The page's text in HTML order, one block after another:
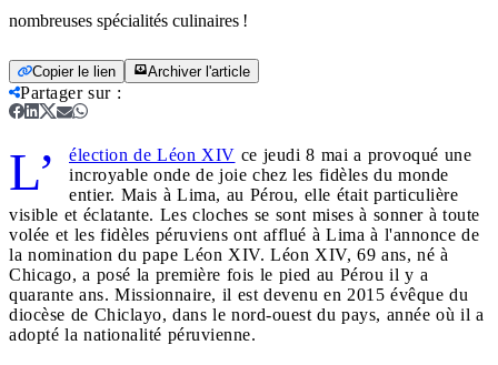
nombreuses spécialités culinaires !
Copier le lien Archiver l'article
Partager sur:
L’ élection de Léon XIV ce jeudi 8 mai a provoqué une
incroyable onde de joie chez les fidèles du monde
entier. Mais à Lima, au Pérou, elle était particulière
visible et éclatante. Les cloches se sont mises à sonner à toute
volée et les fidèles péruviens ont afflué à Lima à l'annonce de
la nomination du pape Léon XIV. Léon XIV, 69 ans, né à
Chicago, a posé la première fois le pied au Pérou il y a
quarante ans. Missionnaire, il est devenu en 2015 évêque du
diocèse de Chiclayo, dans le nord-ouest du pays, année où il a
adopté la nationalité péruvienne.